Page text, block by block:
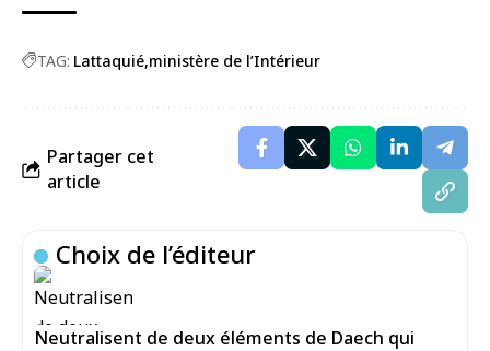
TAG: Lattaquié ministère de l’Intérieur
Partager cet
article
Choix de l’éditeur
Neutralisent de deux éléments de Daech qui